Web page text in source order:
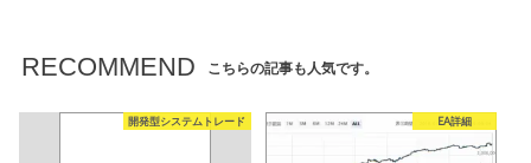
RECOMMEND こちらの記事も人気です。
開発型システムトレード EA詳細